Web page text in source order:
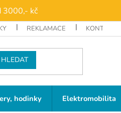
3000,- kč
REKLAMACE KONTAKTY
HLEDAT
hodinky Elektromobilita